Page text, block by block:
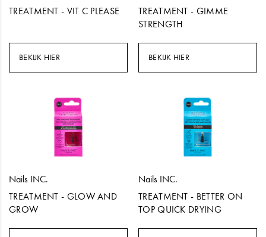
TREATMENT - VIT C PLEASE
BEKIJK HIER
TREATMENT - GIMME
STRENGTH
BEKIJK HIER
Nails INC.
TREATMENT - GLOW AND
GROW
Nails INC.
TREATMENT - BETTER ON
TOP QUICK DRYING